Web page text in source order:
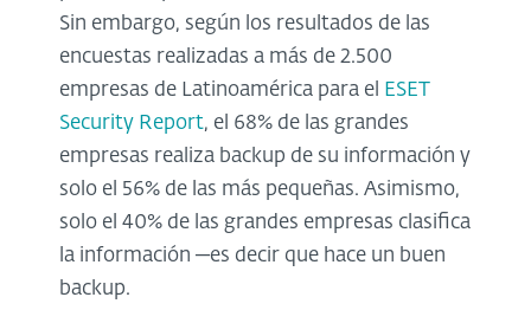
Sin embargo, según los resultados de las
encuestas realizadas a más de 2.500
empresas de Latinoamérica para el
ESET
Security Report, el 68% de las grandes
empresas realiza backup de su información y
solo el 56% de las más pequeñas. Asimismo,
solo el 40% de las grandes empresas clasifica
la información ─es decir que hace un buen
backup.